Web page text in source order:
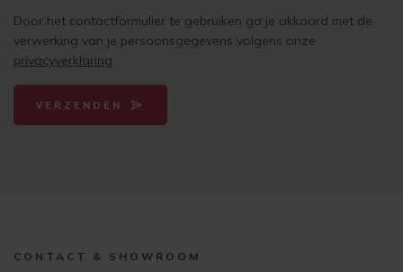
Door het contactformulier te gebruiken ga je akkoord met de
verwerking van je persoonsgegevens volgens onze
privacyverklaring
VERZENDEN
CONTACT & SHOWROOM